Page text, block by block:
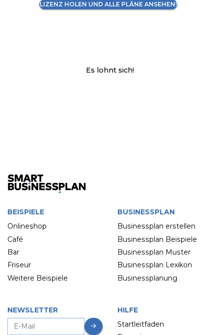
LIZENZ HOLEN UND ALLE PLÄNE ANSEHEN!
Es lohnt sich!
BEISPIELE
Onlineshop
Café
Bar
Friseur
Weitere Beispiele
BUSINESSPLAN
Businessplan erstellen
Businessplan Beispiele
Businessplan Muster
Businessplan Lexikon
Businessplanung
NEWSLETTER
HILFE
Startleitfaden